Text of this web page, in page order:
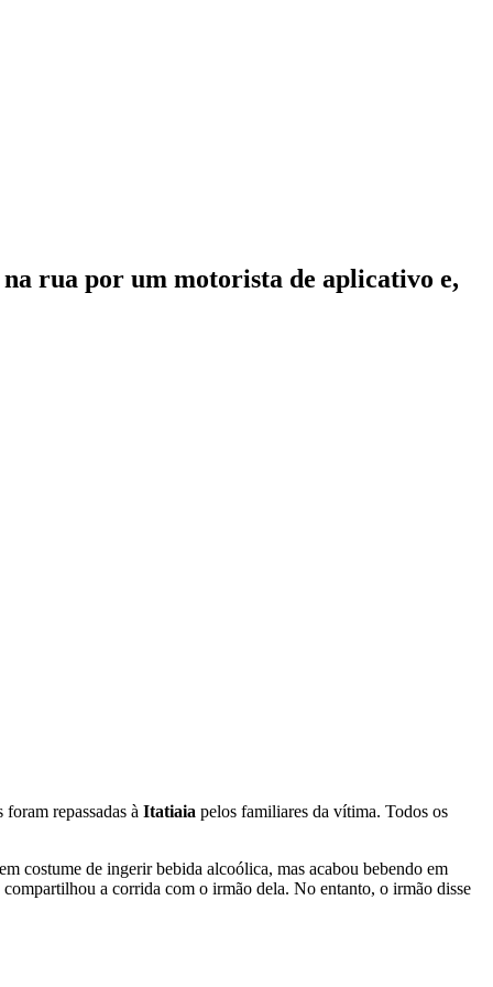
na rua por um motorista de aplicativo e,
repassadas à Itatiaia pelos familiares da vítima. Todos os
costume de ingerir bebida alcoólica, mas acabou bebendo em
a corrida com o irmão dela. No entanto, o irmão disse